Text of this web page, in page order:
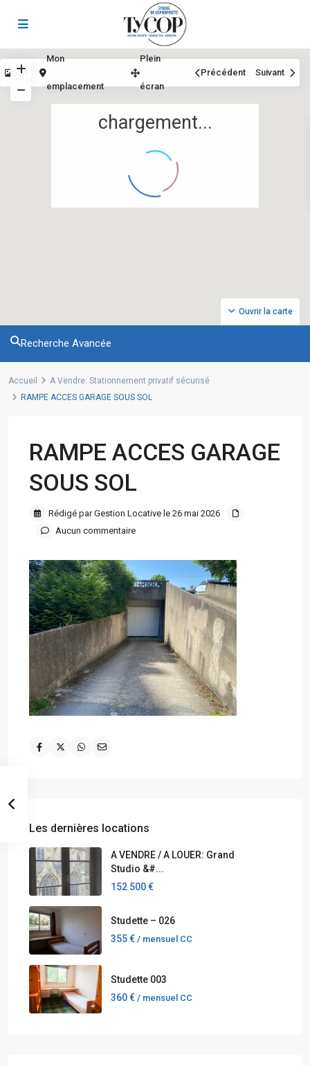
chargement...
Ouvrir la carte
Vue
Mon
emplacement
Plein
écran
Précédent Suivant
Recherche Avancée
Accueil
A Vendre: Stationnement privatif sécurisé
RAMPE ACCES GARAGE SOUS SOL
RAMPE ACCES GARAGE
SOUS SOL
Rédigé par Gestion Locative le 26 mai 2026
Aucun commentaire
Les dernières locations
A VENDRE / A LOUER: Grand
Studio &#...
152 500 €
Studette – 026
355 € / mensuel CC
Studette 003
360 € / mensuel CC